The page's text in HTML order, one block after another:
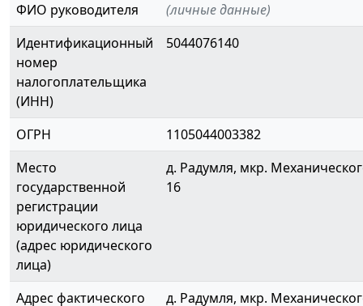
ФИО руководителя
(личные данные)
Идентификационный
номер
налогоплательщика
(ИНН)
5044076140
ОГРН
1105044003382
Место
государственной
регистрации
юридического лица
(адрес юридического
лица)
д. Радумля, мкр.
16
Адрес фактического
д. Радумля, мкр.